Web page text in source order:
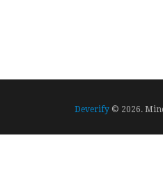
Deverify © 2026.